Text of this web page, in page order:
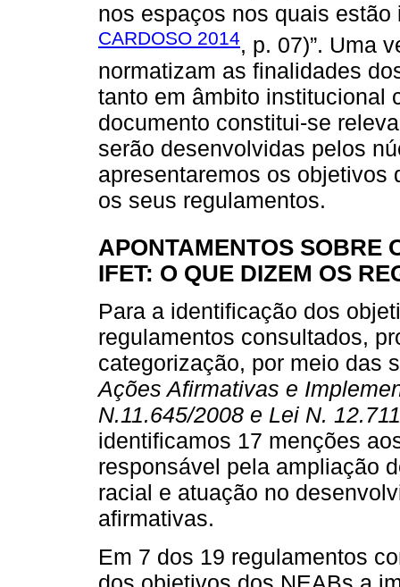
nos espaços nos quais
CARDOSO 2014, p. 07)”. Uma
normatizam as finalidades
tanto em âmbito institucional
documento constitui-se
serão desenvolvidas pelos
apresentaremos os objetivos
os seus regulamentos.
APONTAMENTOS SOBRE
IFET: O QUE DIZEM OS
Para a identificação dos
regulamentos consultados,
categorização, por meio das
Ações Afirmativas e
N.11.645/2008 e Lei N.
identificamos 17 menções
responsável pela ampliação
racial e atuação no
afirmativas.
Em 7 dos 19 regulamentos